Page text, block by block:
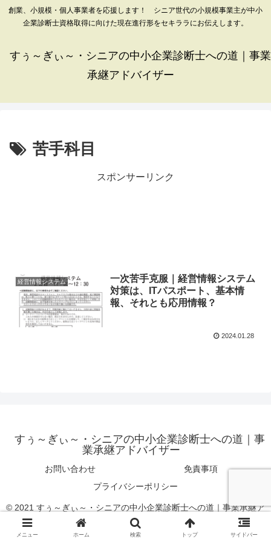
創業、小規模・個人事業者を応援します！ シニア世代の小規模事業主が中小
企業診断士資格取得に向けた現在進行形をセキララにお伝えします。
すぅ～ぎぃ～・シニアの中小企業診断士への道｜事業
承継アドバイザー
苦手科目
スポンサーリンク
経営情報システム
一次苦手克服｜経営情報システム
対策は、ITパスポート、基本情
報、それとも応用情報？
2024.01.28
すぅ～ぎぃ～・シニアの中小企業診断士への道｜事
業承継アドバイザー
お問い合わせ
免責事項
プライバシーポリシー
© 2021 すぅ～ぎぃ～・シニアの中小企業診断士への道｜事業承継ア
ドバイザー.
メニュー ホーム 検索 トップ サイドバー